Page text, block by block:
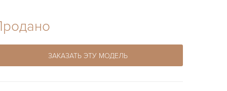
ЗАКАЗАТЬ ЭТУ МОДЕЛЬ